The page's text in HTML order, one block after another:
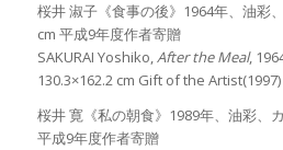
桜井 淑子《食事の後》1964年、油彩
cm 平成9年度作者寄贈
SAKURAI Yoshiko,After the Meal,
130.3×162.2 cm Gift of the Artist(1997)
桜井 寛《私の朝食》1989年、油彩、
平成9年度作者寄贈